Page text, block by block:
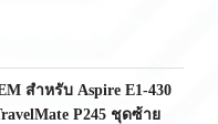
สำหรับ Aspire E1-430
P245 ชุดซ้าย